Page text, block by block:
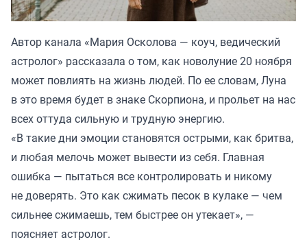
Автор канала «Мария Осколова — коуч, ведический
астролог» рассказала о том, как новолуние 20 ноября
может повлиять на жизнь людей. По ее словам, Луна
в это время будет в знаке Скорпиона, и прольет на нас
всех оттуда сильную и трудную энергию.
«В такие дни эмоции становятся острыми, как бритва,
и любая мелочь может вывести из себя. Главная
ошибка — пытаться все контролировать и никому
не доверять. Это как сжимать песок в кулаке — чем
сильнее сжимаешь, тем быстрее он утекает», —
поясняет астролог.